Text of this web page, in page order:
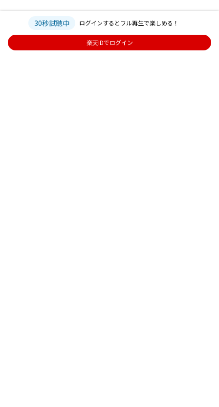
30秒試聴中 ログインするとフル再生で楽しめる！
楽天IDでログイン